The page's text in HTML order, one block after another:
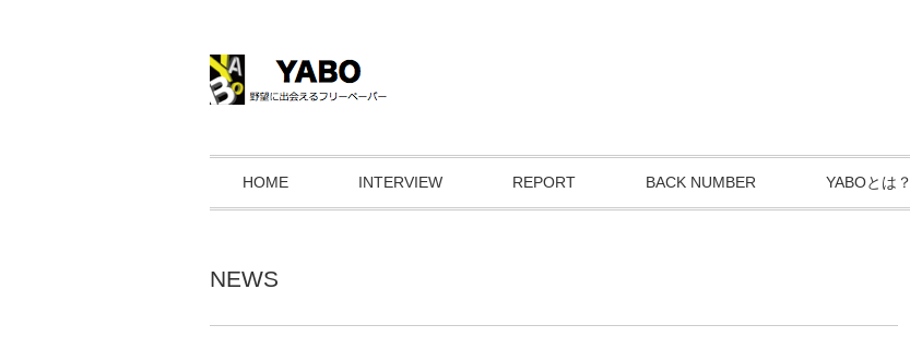
HOME INTERVIEW REPORT BACK NUMBER YABOとは？
NEWS